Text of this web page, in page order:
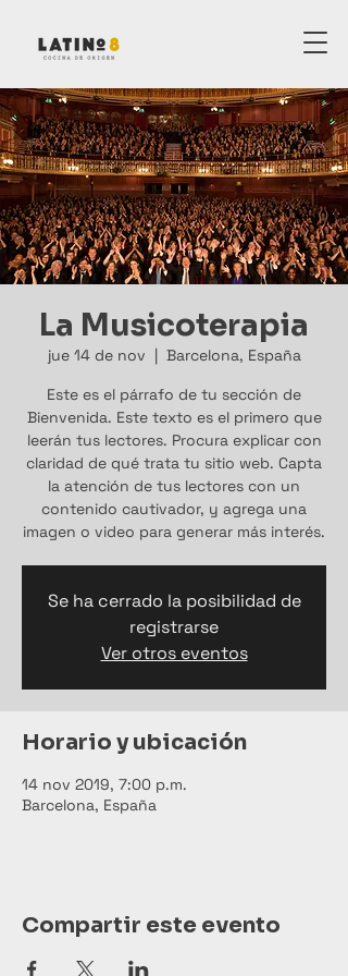
La Musicoterapia
jue 14 de nov
  |
Barcelona, España
Este es el párrafo de tu sección de
Bienvenida. Este texto es el primero que
leerán tus lectores. Procura explicar con
claridad de qué trata tu sitio web. Capta
la atención de tus lectores con un
contenido cautivador, y agrega una
imagen o video para generar más interés.
Se ha cerrado la posibilidad de
registrarse
Ver otros eventos
Horario y ubicación
14 nov 2019, 7:00 p.m.
Barcelona, España
Compartir este evento